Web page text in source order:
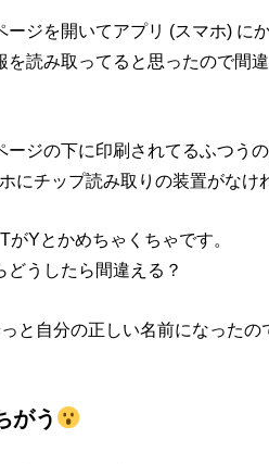
ジを開いてアプリ (スマホ) にか
を読み取ってると思ったので間
ージの下に印刷されてるふつう
にチップ読み取りの装置がなけ
がYとかめちゃくちゃです。
うしたら間違える？
と自分の正しい名前になった
がう